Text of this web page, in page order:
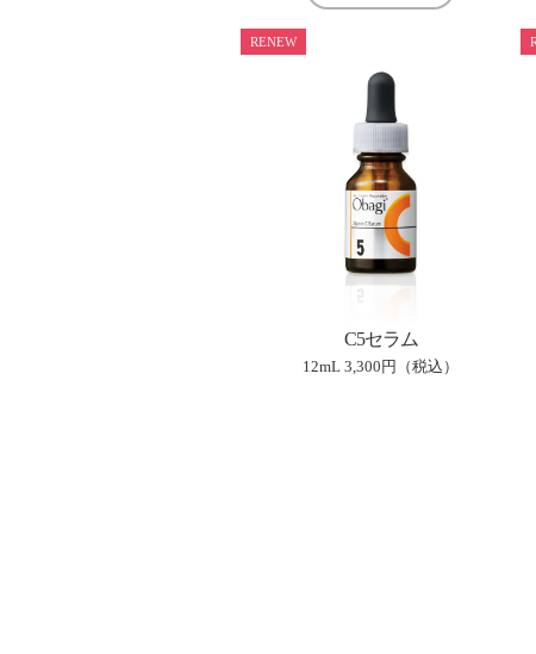
RENEW
C5セラム
12mL 3,300円（税込）